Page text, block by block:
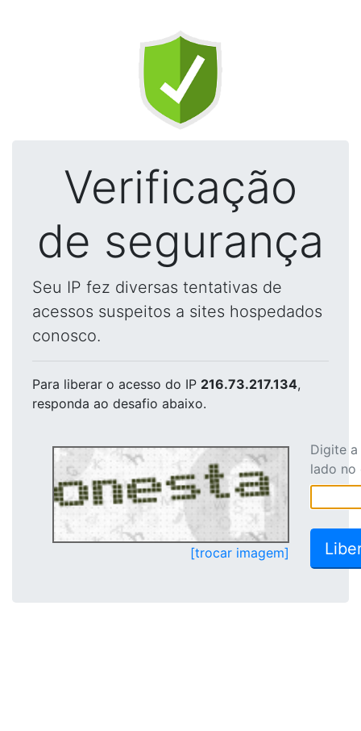
Verificação
de segurança
Seu IP fez diversas tentativas de
acessos suspeitos a sites hospedados
conosco.
Para liberar o acesso do IP 216.73.217.134,
responda ao desafio abaixo.
[trocar imagem]
Digite
lado no